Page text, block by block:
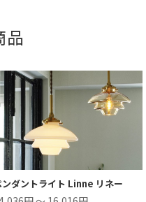
品
ンダントライト Linne リネー